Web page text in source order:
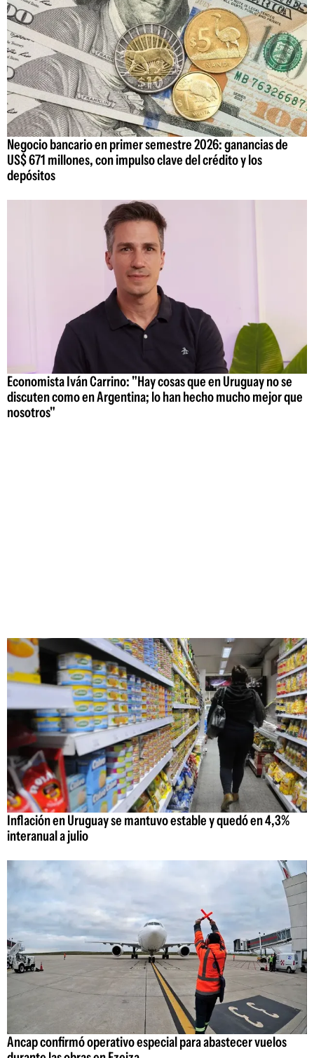
Negocio bancario en primer semestre 2026: ganancias de
US$ 671 millones, con impulso clave del crédito y los
depósitos
Economista Iván Carrino: "Hay cosas que en Uruguay no se
discuten como en Argentina; lo han hecho mucho mejor que
nosotros"
Inflación en Uruguay se mantuvo estable y quedó en 4,3%
interanual a julio
Ancap confirmó operativo especial para abastecer vuelos